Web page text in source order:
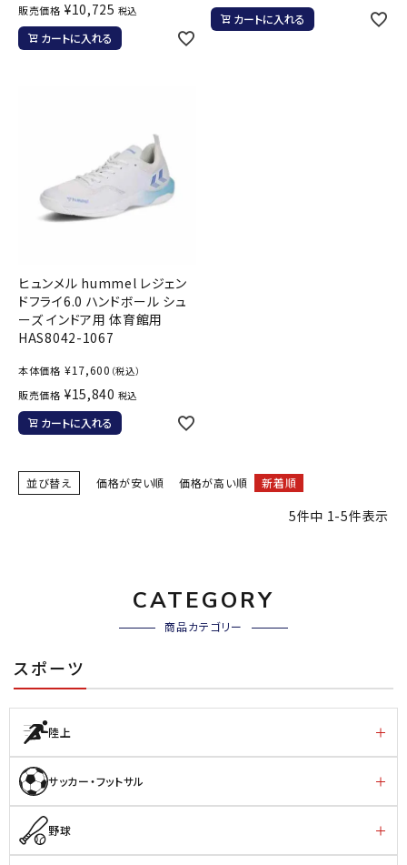
販売価格 ¥10,725 税込
カートに入れる
カートに入れる
ヒュンメル hummel レジェン
ドフライ6.0 ハンドボール シュ
ーズ インドア用 体育館用
HAS8042-1067
本体価格 ¥17,600 （税込）
販売価格 ¥15,840 税込
カートに入れる
並び替え 価格が安い順 価格が高い順 新着順
5件中 1-5件表示
CATEGORY
商品カテゴリー
スポーツ
陸上
サッカー・フットサル
野球